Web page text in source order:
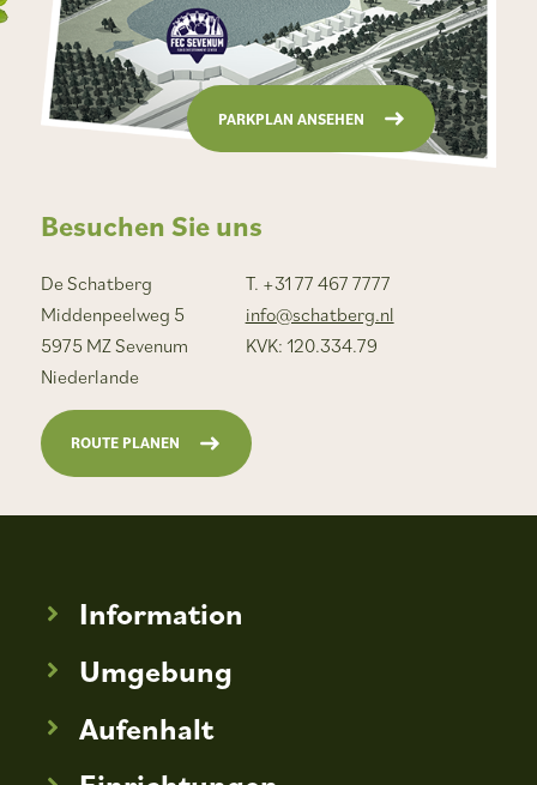
Information
Umgebung
Aufenhalt
Besuchen Sie uns
De Schatberg
Middenpeelweg 5
5975 MZ Sevenum
Niederlande
T. +31 77 467 7777
info@schatberg.nl
KVK: 120.334.79
ROUTE PLANEN
PARKPLAN ANSEHEN